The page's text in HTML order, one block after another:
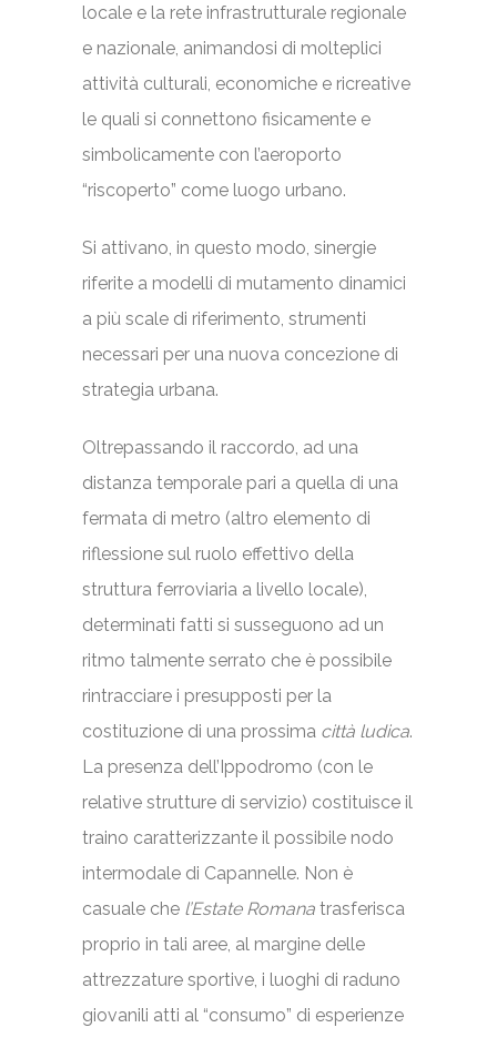
locale e la rete infrastrutturale regionale
e nazionale, animandosi di molteplici
attività culturali, economiche e ricreative
le quali si connettono fisicamente e
simbolicamente con l’aeroporto
“riscoperto” come luogo urbano.
Si attivano, in questo modo, sinergie
riferite a modelli di mutamento dinamici
a più scale di riferimento, strumenti
necessari per una nuova concezione di
strategia urbana.
Oltrepassando il raccordo, ad una
distanza temporale pari a quella di una
fermata di metro (altro elemento di
riflessione sul ruolo effettivo della
struttura ferroviaria a livello locale),
determinati fatti si susseguono ad un
ritmo talmente serrato che è possibile
rintracciare i presupposti per la
costituzione di una prossima città ludica.
La presenza dell’Ippodromo (con le
relative strutture di servizio) costituisce il
traino caratterizzante il possibile nodo
intermodale di Capannelle. Non è
casuale che l’Estate Romana trasferisca
proprio in tali aree, al margine delle
attrezzature sportive, i luoghi di raduno
giovanili atti al “consumo” di esperienze